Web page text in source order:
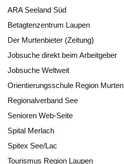
ARA Seeland Süd
Betagtenzentrum Laupen
Der Murtenbieter (Zeitung)
Jobsuche direkt beim Arbeitgeber
Jobsuche Weltweit
Orientierungsschule Region Murten
Regionalverband See
Senioren Web-Seite
Spital Merlach
Spitex See/Lac
Tourismus Region Laupen